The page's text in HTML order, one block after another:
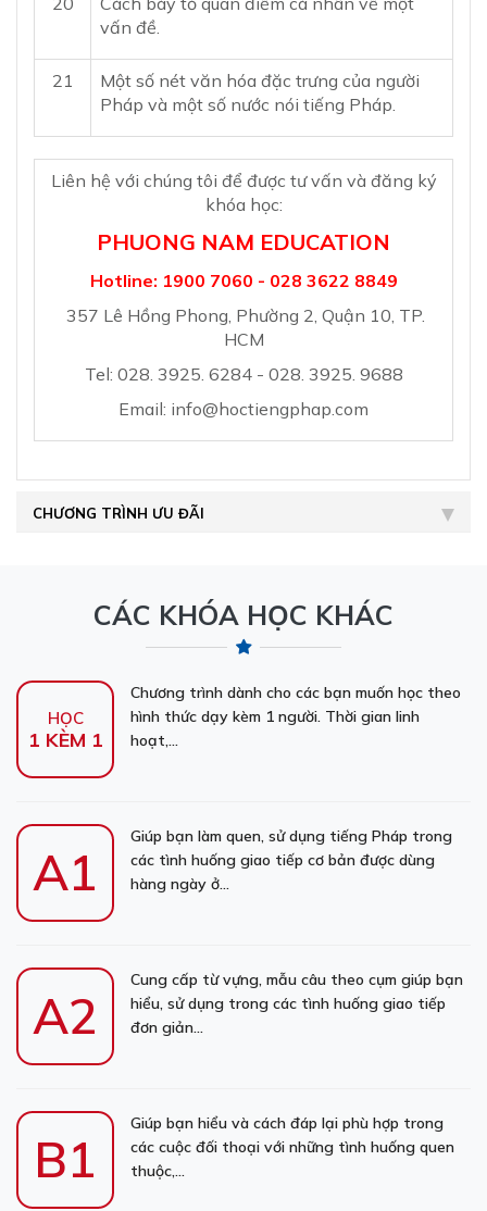
vấn đề.
21
Một số nét văn hóa đặc trưng của người
Pháp và một số nước nói tiếng Pháp.
Liên hệ với chúng tôi để được tư vấn và đăng ký
khóa học:
PHUONG NAM EDUCATION
Hotline: 1900 7060 - 028 3622 8849
357 Lê Hồng Phong, Phường 2, Quận 10, TP.
HCM
Tel: 028. 3925. 6284 - 028. 3925. 9688
Email: info@hoctiengphap.com
CHƯƠNG TRÌNH ƯU ĐÃI
CÁC KHÓA HỌC KHÁC
HỌC
1 KÈM 1
Chương trình dành cho các bạn muốn học theo
hình thức dạy kèm 1 người. Thời gian linh
hoạt,...
A1
Giúp bạn làm quen, sử dụng tiếng Pháp trong
các tình huống giao tiếp cơ bản được dùng
hàng ngày ở...
A2
Cung cấp từ vựng, mẫu câu theo cụm giúp bạn
hiểu, sử dụng trong các tình huống giao tiếp
đơn giản...
B1
Giúp bạn hiểu và cách đáp lại phù hợp trong
các cuộc đối thoại với những tình huống quen
thuộc,...